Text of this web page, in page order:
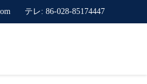
テレ: 86-028-85174447